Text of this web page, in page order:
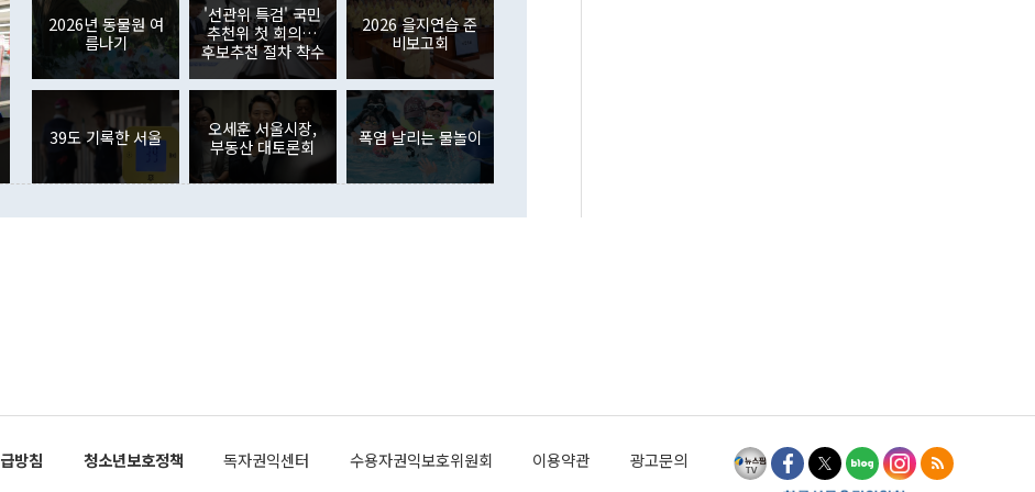
은 외교부의 몫"이라며 "아직 거기까지 진도가 나가지 않았다"고
정 장관이 이날 소개한 대북 구상과 설명은 정부 내 조율을 거치지
점에서 문제가 있다. 특히 주적 표현 대체와 국호 사용, 9·19 군
복원, 4자회담 추진 등은 통일부 장관이 결정할 사안이 아니어서 월
지적이 나오고 있다. 이 대통령은 정 장관의 업무보고를 듣고 난
업무보고에 발표했다고 승인난 건 아니다"라고 재차 확인했다. 정
소식통은 "정 장관의 발언 내용은 대부분 국가안전보장회의(NSC)
결정된 사안이 아닌 정 장관의 개인적 생각에 가깝다"며 "안보 관
장관이 정부의 공식 정책이 아닌 사안을 추진하겠다고 업무보고를
통령의 면전에서 '국군통수권자가 나서야 한다'고 주장한 것은 심각
국은 북한에 선비핵화를 공식적으로 요구한 적이 없기 때문이다. 지
방식으로 이뤄졌다. 1994년 북·미 제네바 기본합의는 핵시설 동결
외투자가 80억1000만달러, 외국인의 국내투자가 46억3000만달러
가했다. 증권투자에서는 외국인의 국내 주식 매도세가 이어졌다. 외
국내 주식 투자는 차익실현 매도 등의 영향으로 316억1000만달러
전월(-310억5000만달러)에 이어 역대 최대 순매도 기록을 다시
. 외국인의 국내 채권투자는 세계국채지수(WGBI) 자금 유입에도
만기도래 영향으로 증가 폭이 줄어든 52억9000만달러를 기록했
인의 해외 증권투자는 주식을 중심으로 35억6000만달러 증가했
2026년 동물원 여
름나기
'선관위 특검' 국민
추천위 첫 회의…
후보추천 절차 착수
2026 을지연습 준
비보고회
39도 기록한 서울
오세훈 서울시장,
부동산 대토론회
폭염 날리는 물놀이
방침 청소년보호정책 독자권익센터 수용자권익보호위원회 이용약관 광고문의